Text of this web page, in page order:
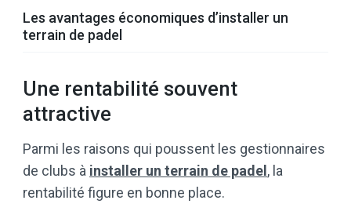
Les avantages économiques d’installer un
terrain de padel
Une rentabilité souvent
attractive
Parmi les raisons qui poussent les gestionnaires
de clubs à installer un terrain de padel, la
rentabilité figure en bonne place.